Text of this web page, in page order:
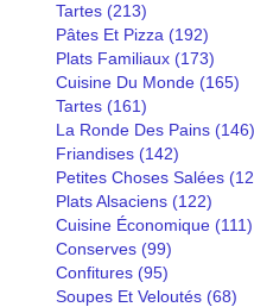
Tartes (213)
Pâtes Et Pizza (192)
Plats Familiaux (173)
Cuisine Du Monde (165)
Tartes (161)
La Ronde Des Pains (146)
Friandises (142)
Petites Choses Salées
Plats Alsaciens (122)
Cuisine Économique (111)
Conserves (99)
Confitures (95)
Soupes Et Veloutés (68)